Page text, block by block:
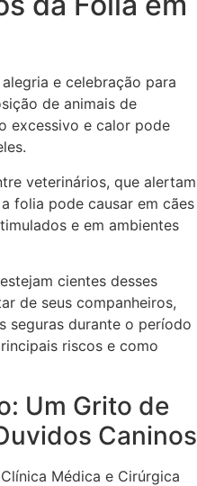
e celebração para
de animais de
excessivo e calor pode
veterinários, que alertam
folia pode causar em cães
e em ambientes
cientes desses
de seus companheiros,
seguras durante o período
riscos e como
Um Grito de
Caninos
Médica e Cirúrgica